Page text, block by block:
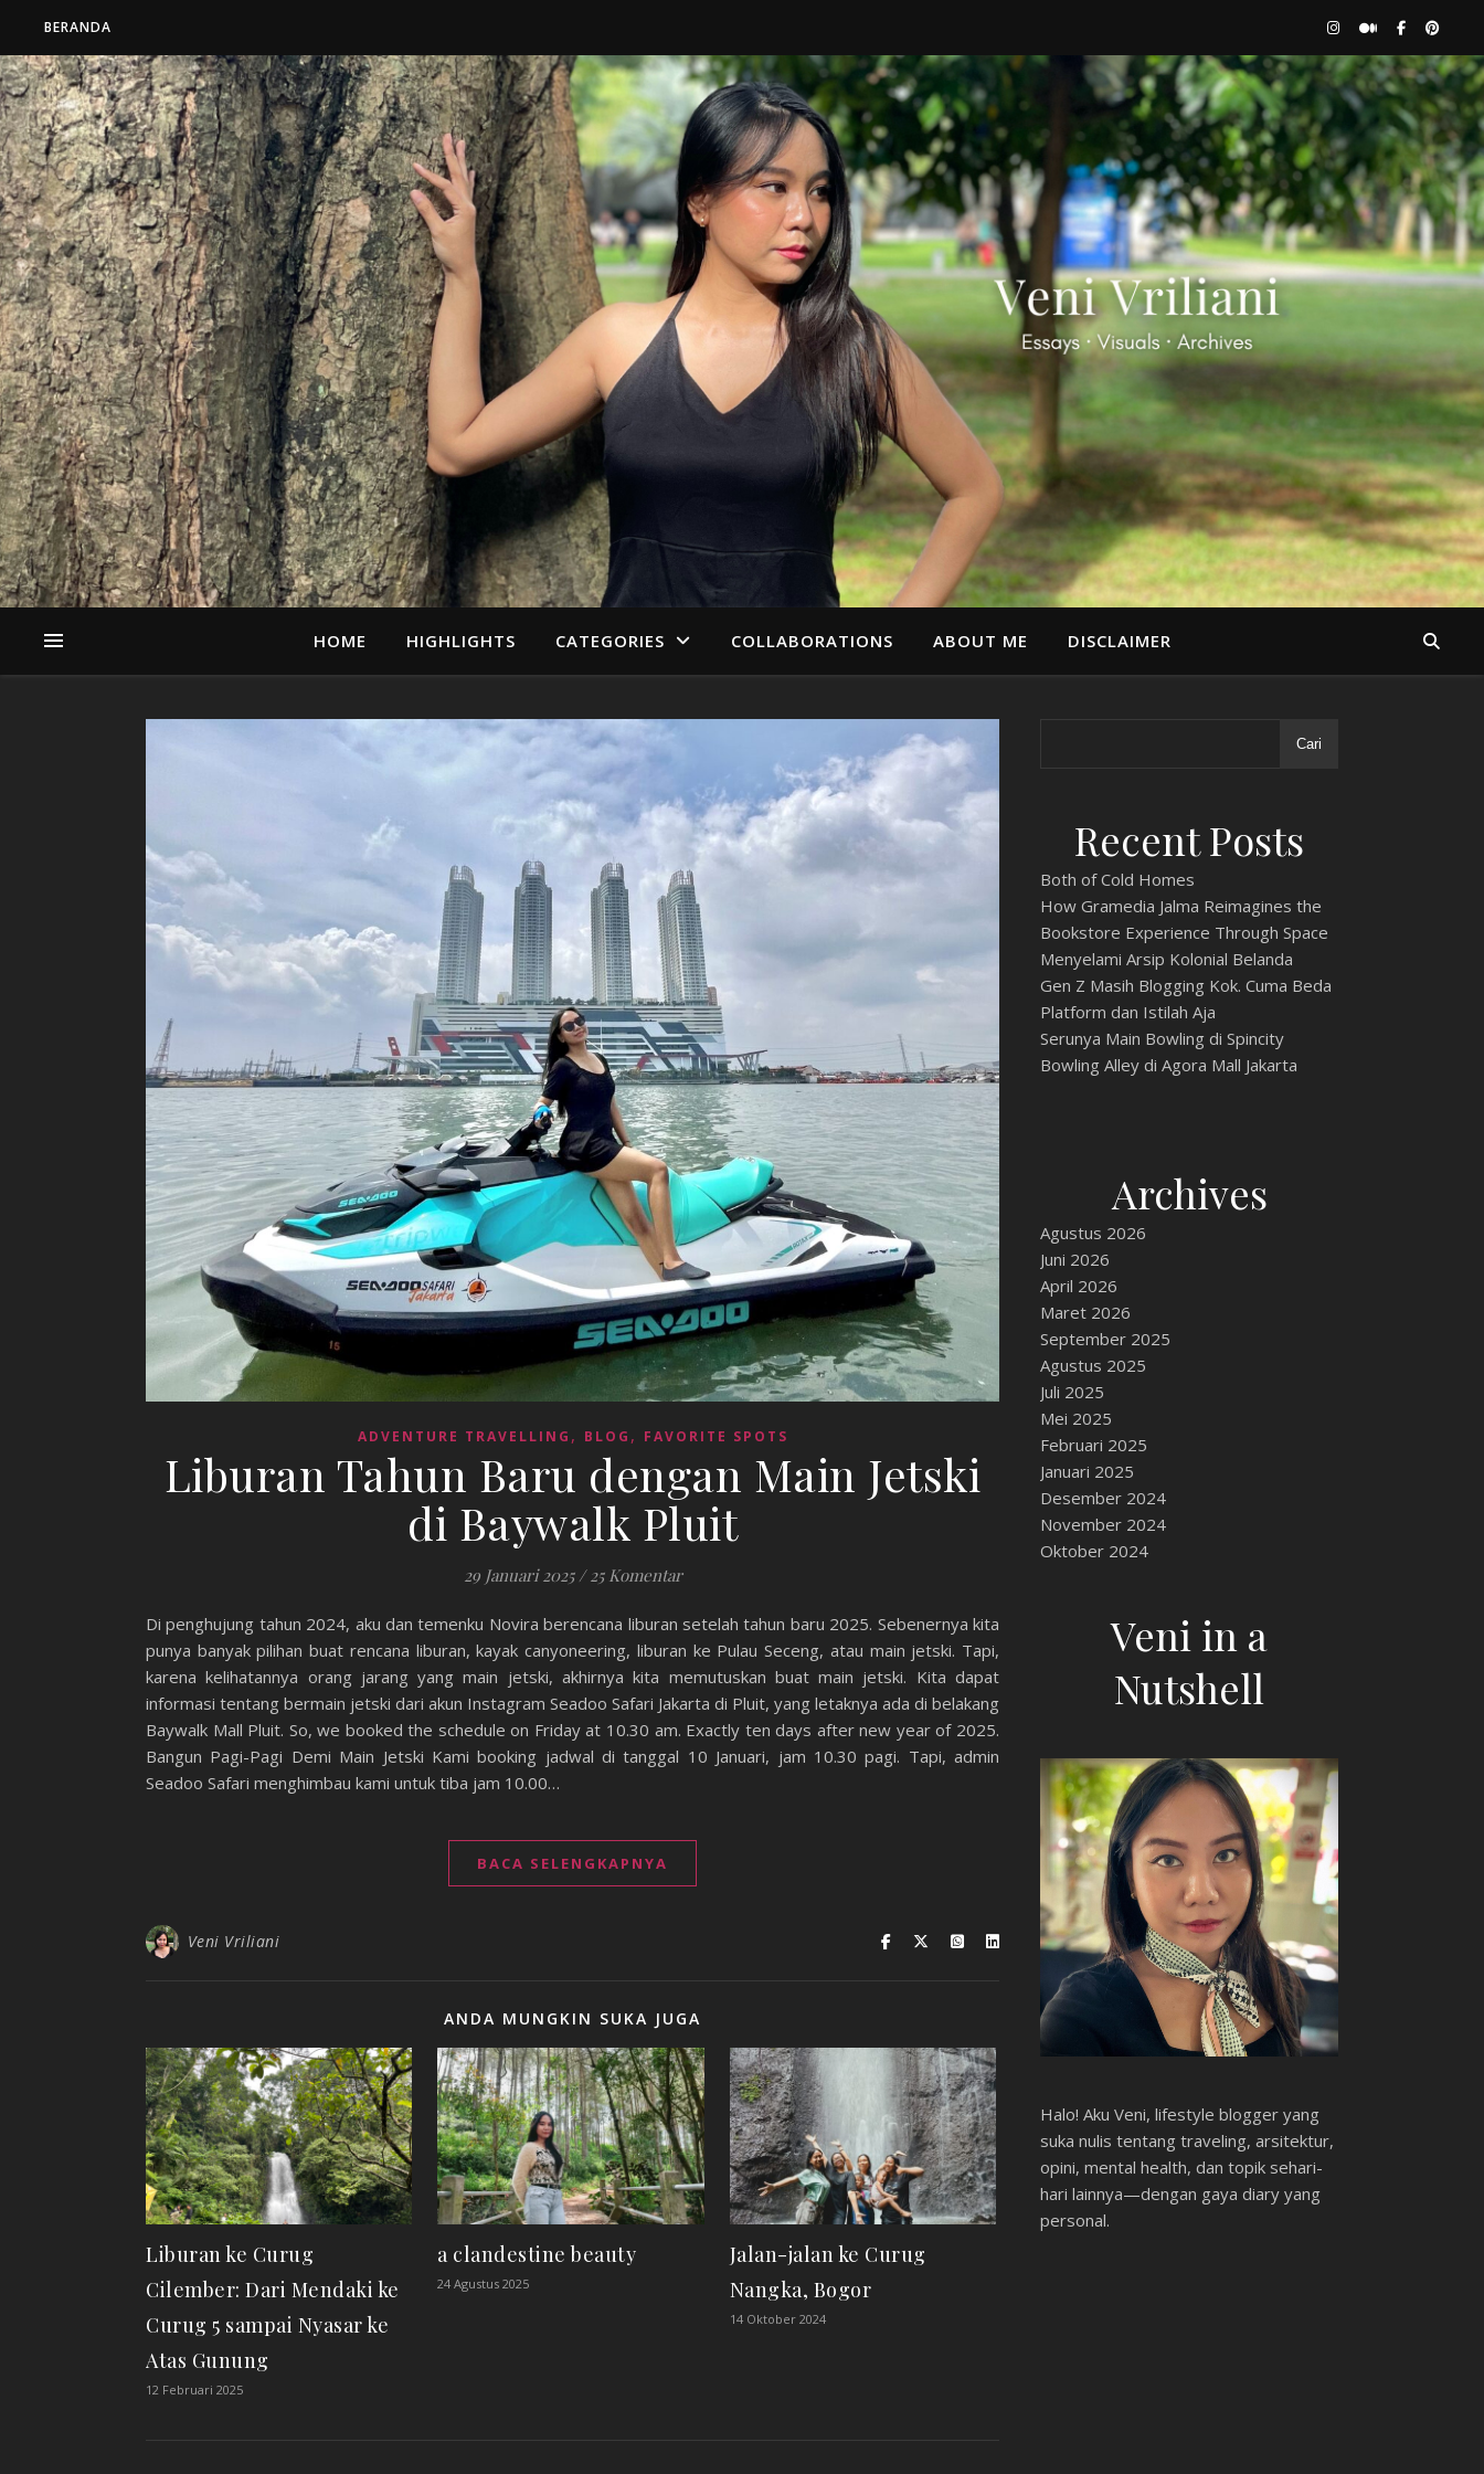
BERANDA
HOME HIGHLIGHTS CATEGORIES COLLABORATIONS ABOUT ME DISCLAIMER
ADVENTURE TRAVELLING , BLOG , FAVORITE SPOTS
Liburan Tahun Baru dengan Main Jetski
di Baywalk Pluit
29 Januari 2025 / 25 Komentar
Di penghujung tahun 2024, aku dan temenku Novira berencana liburan setelah tahun baru 2025. Sebenernya kita
punya banyak pilihan buat rencana liburan, kayak canyoneering, liburan ke Pulau Seceng, atau main jetski. Tapi,
karena kelihatannya orang jarang yang main jetski, akhirnya kita memutuskan buat main jetski. Kita dapat
informasi tentang bermain jetski dari akun Instagram Seadoo Safari Jakarta di Pluit, yang letaknya ada di belakang
Baywalk Mall Pluit. So, we booked the schedule on Friday at 10.30 am. Exactly ten days after new year of 2025.
Bangun Pagi-Pagi Demi Main Jetski Kami booking jadwal di tanggal 10 Januari, jam 10.30 pagi. Tapi, admin
Seadoo Safari menghimbau kami untuk tiba jam 10.00…
BACA SELENGKAPNYA
Veni Vriliani
ANDA MUNGKIN SUKA JUGA
Liburan ke Curug
Cilember: Dari Mendaki ke
Curug 5 sampai Nyasar ke
Atas Gunung
12 Februari 2025
a clandestine beauty
24 Agustus 2025
Jalan-jalan ke Curug
Nangka, Bogor
14 Oktober 2024
Cari
Recent Posts
Both of Cold Homes
How Gramedia Jalma Reimagines the
Bookstore Experience Through Space
Menyelami Arsip Kolonial Belanda
Gen Z Masih Blogging Kok. Cuma Beda
Platform dan Istilah Aja
Serunya Main Bowling di Spincity
Bowling Alley di Agora Mall Jakarta
Archives
Agustus 2026
Juni 2026
April 2026
Maret 2026
September 2025
Agustus 2025
Juli 2025
Mei 2025
Februari 2025
Januari 2025
Desember 2024
November 2024
Oktober 2024
Veni in a
Nutshell
Halo! Aku Veni, lifestyle blogger yang
suka nulis tentang traveling, arsitektur,
opini, mental health, dan topik sehari-
hari lainnya—dengan gaya diary yang
personal.